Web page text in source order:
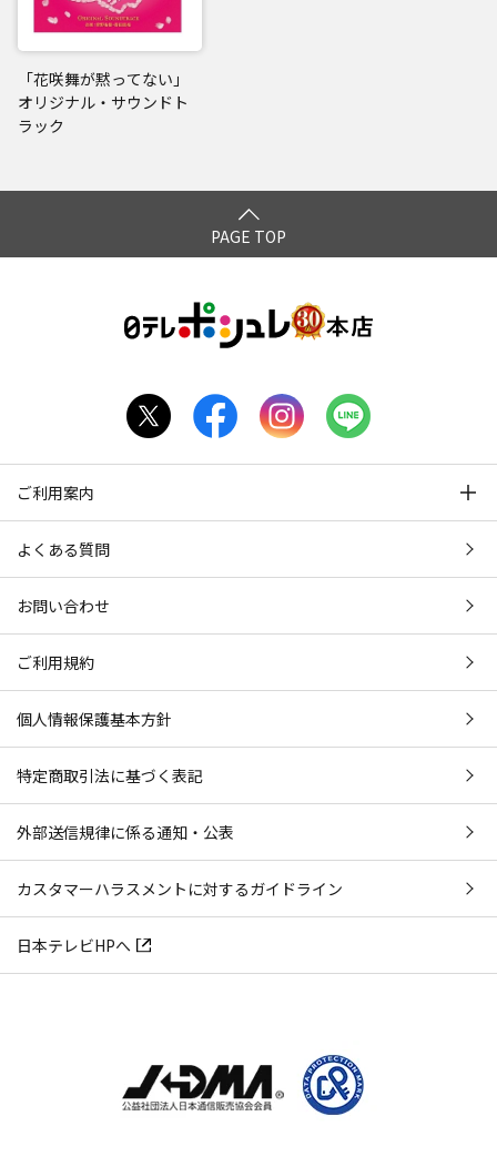
「花咲舞が黙ってない」
オリジナル・サウンドト
ラック
PAGE TOP
ご利用案内
よくある質問
お問い合わせ
ご利用規約
個人情報保護基本方針
特定商取引法に基づく表記
外部送信規律に係る通知・公表
カスタマーハラスメントに対するガイドライン
日本テレビHPへ